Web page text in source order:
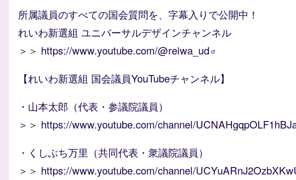
所属議員のすべての国会質問を、字幕入りで公開中！
れいわ新選組 ユニバーサルデザインチャンネル
＞＞ https://www.youtube.com/@reiwa_ud
【れいわ新選組 国会議員YouTubeチャンネル】
・山本太郎（代表・参議院議員）
＞＞ https://www.youtube.com/channel/
・くしぶち万里（共同代表・衆議院議員）
＞＞ https://www.youtube.com/channel/